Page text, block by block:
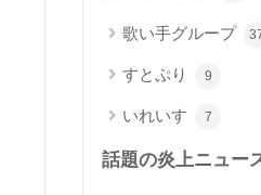
歌い手グループ
すとぷり 9
いれいす 7
話題の炎上ニュー